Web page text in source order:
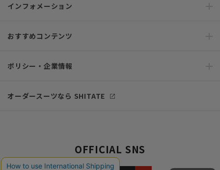
インフォメーション
おすすめコンテンツ
ポリシー・企業情報
オーダースーツなら SHITATE
OFFICIAL SNS